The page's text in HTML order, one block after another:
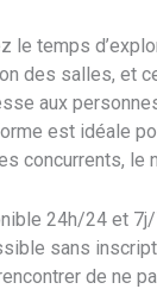
le temps
des salles, et
aux
est idéale
concurrents, le
24h/24 et 7j/
sans
de ne